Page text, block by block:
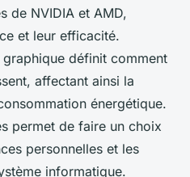
de NVIDIA et AMD,
et leur efficacité.
graphique définit comment
affectant ainsi la
énergétique.
permet de faire un choix
personnelles et les
informatique.